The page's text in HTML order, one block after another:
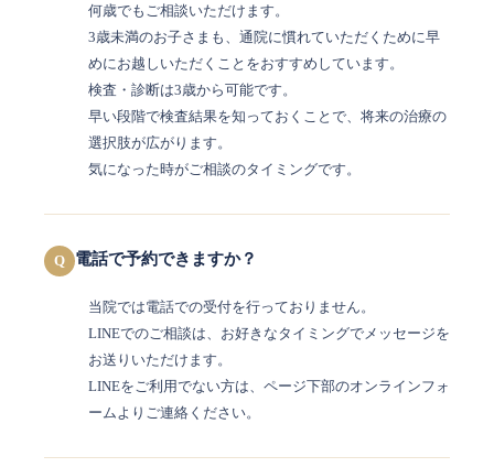
何歳でもご相談いただけます。
3歳未満のお子さまも、通院に慣れていただくために早
めにお越しいただくことをおすすめしています。
検査・診断は3歳から可能です。
早い段階で検査結果を知っておくことで、将来の治療の
選択肢が広がります。
気になった時がご相談のタイミングです。
Q 電話で予約できますか？
当院では電話での受付を行っておりません。
LINEでのご相談は、お好きなタイミングでメッセージを
お送りいただけます。
LINEをご利用でない方は、ページ下部のオンラインフォ
ームよりご連絡ください。